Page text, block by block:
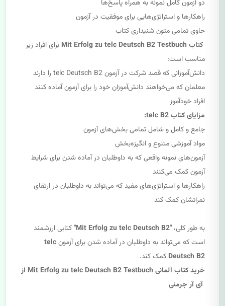
دو آزمون کامل نمونه به همراه پاسخ‌ها
راهکارها و استراتژی‌هایی برای موفقیت در آزمون
حاوی تمامی متون شنیداری کتاب
کتاب Mit Erfolg zu telc Deutsch B2 Testbuch
برای افراد زیر
مناسب است:
دانش‌آموزانی که قصد شرکت در آزمون telc Deutsch B2 را دارند
معلمان که می‌خواهند دانش‌آموزان خود را برای آزمون آماده کنند
افراد خودآموز
مزایای کتاب telc B2:
جامع و کامل و شامل تمامی بخش‌های آزمون
مواد آموزشی متنوع و انگیزه‌بخش
آزمون‌های نمونه واقعی که به داوطلبان در آماده شدن برای شرایط
آزمون کمک می‌کنند
راهکارها و استراتژی‌های مفید که می‌تواند به داوطلبان در ارتقای
نمراتشان کمک کند
به طور کلی، "Mit Erfolg zu telc Deutsch B2"
کتابی ارزشمند
است که می‌تواند به داوطلبان در آماده شدن برای آزمونtelc
Deutsch B2 کمک کند.
خرید کتاب آلمانی Mit Erfolg zu telc Deutsch B2 Testbuch از
آی آر جرمنی